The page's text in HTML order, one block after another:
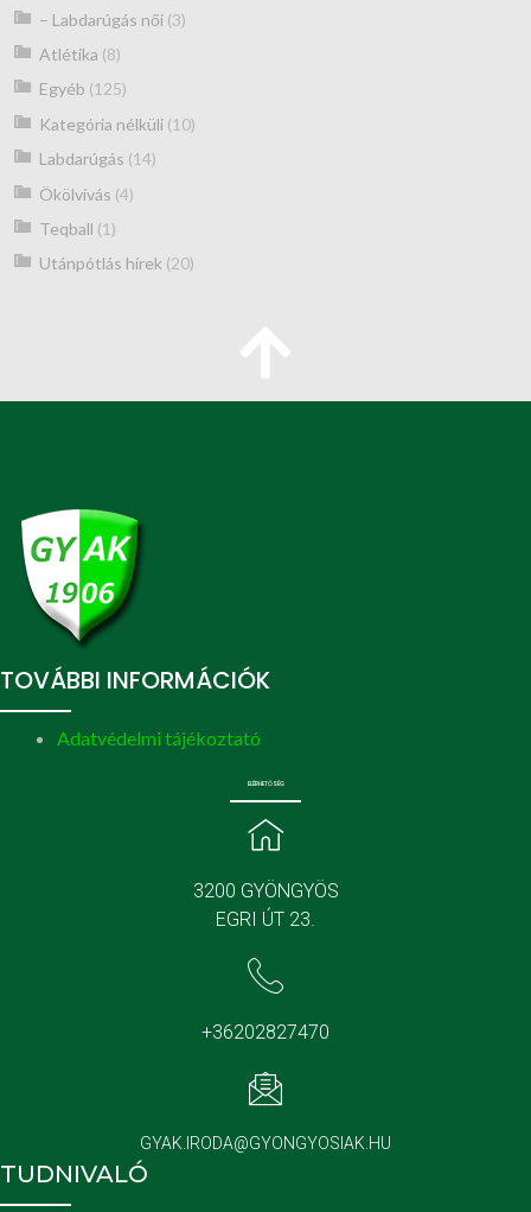
– Labdarúgás női(3)
Atlétika (8)
Egyéb (125)
Kategória nélküli(10)
Labdarúgás (14)
Ökölvívás (4)
Teqball (1)
Utánpótlás hírek (20)
TOVÁBBI INFORMÁCIÓK
Adatvédelmi tájékoztató
ELÉRHETŐSÉG
3200 GYÖNGYÖS
EGRI ÚT 23.
+36202827470
GYAK.IRODA@GYONGYOSIAK.HU
TUDNIVALÓ